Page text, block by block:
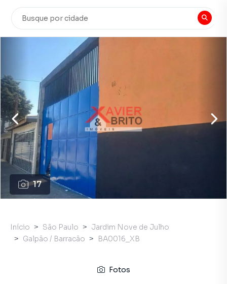
17
Início São Paulo
Jardim Nove de Julho
Galpão / Barracão
BA0016_XB
Fotos